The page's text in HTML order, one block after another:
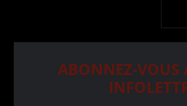
ABONNEZ-VOUS